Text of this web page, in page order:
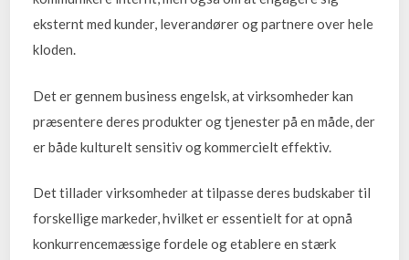
eksternt med kunder, leverandører og partnere over hele
kloden.
Det er gennem business engelsk, at virksomheder kan
præsentere deres produkter og tjenester på en måde, der
er både kulturelt sensitiv og kommercielt effektiv.
Det tillader virksomheder at tilpasse deres budskaber til
forskellige markeder, hvilket er essentielt for at opnå
konkurrencemæssige fordele og etablere en stærk